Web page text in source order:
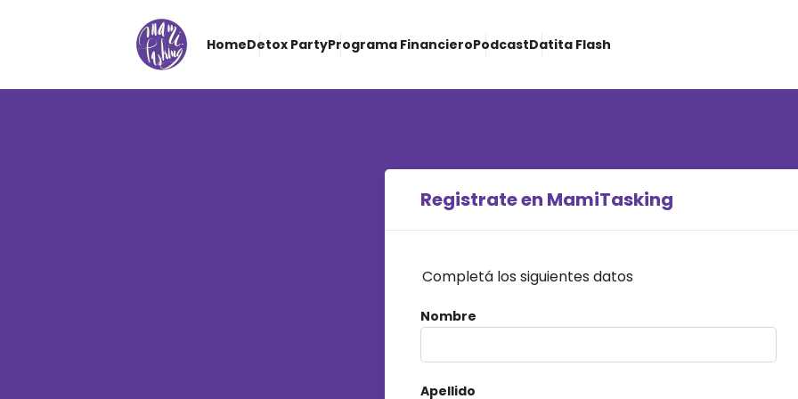
HomeDetox PartyPrograma FinancieroPodcastDatita Flash
Registrate en MamiTasking
Completá los siguientes datos
Nombre
Apellido